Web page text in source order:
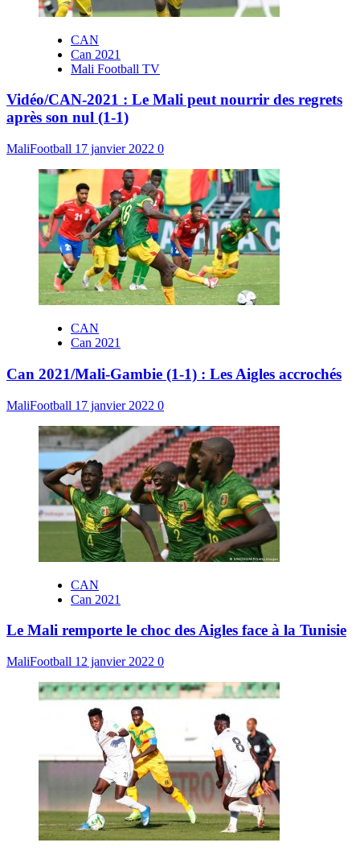
CAN
Can 2021
Mali Football TV
Vidéo/CAN-2021 : Le Mali peut nourrir des regrets
après son nul (1-1)
MaliFootball 17 janvier 2022 0
CAN
Can 2021
Can 2021/Mali-Gambie (1-1) : Les Aigles accrochés
MaliFootball 17 janvier 2022 0
CAN
Can 2021
Le Mali remporte le choc des Aigles face à la Tunisie
MaliFootball 12 janvier 2022 0